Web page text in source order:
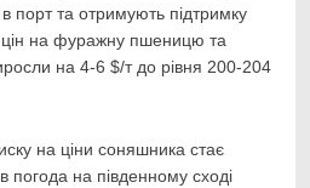
порт та отримують підтримку
цін на фуражну пшеницю та
на 4-6 $/т до рівня 200-204
на ціни соняшника стає
погода на південному сході